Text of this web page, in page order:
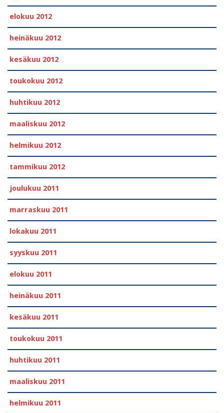
elokuu 2012
heinäkuu 2012
kesäkuu 2012
toukokuu 2012
huhtikuu 2012
maaliskuu 2012
helmikuu 2012
tammikuu 2012
joulukuu 2011
marraskuu 2011
lokakuu 2011
syyskuu 2011
elokuu 2011
heinäkuu 2011
kesäkuu 2011
toukokuu 2011
huhtikuu 2011
maaliskuu 2011
helmikuu 2011